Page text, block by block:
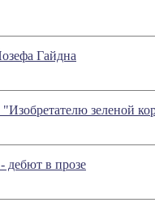
Гайдна
зеленой
дебют в прозе